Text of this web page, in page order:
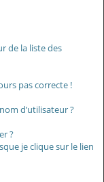
de la liste des
pas correcte !
d’utilisateur ?
?
je clique sur le lien